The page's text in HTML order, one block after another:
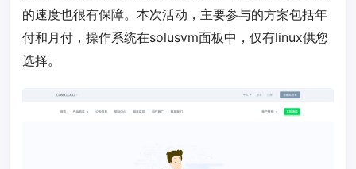
的速度也很有保障。本次活动，主要参与的方案包括年
付和月付，操作系统在solusvm面板中，仅有linux供您
选择。